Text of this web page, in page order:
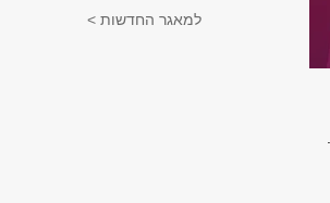
למאגר החדשות >